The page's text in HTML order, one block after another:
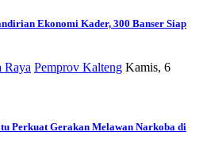
Ekonomi Kader, 300 Banser Siap
Raya Pemprov Kalteng Kamis, 6
Perkuat Gerakan Melawan Narkoba di